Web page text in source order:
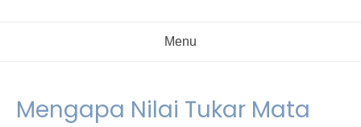
Menu
Mengapa Nilai Tukar Mata